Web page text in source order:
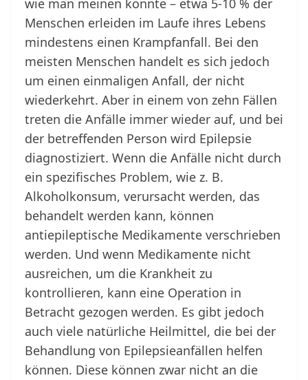
wie man meinen könnte – etwa 5-10 % der
Menschen erleiden im Laufe ihres Lebens
mindestens einen Krampfanfall. Bei den
meisten Menschen handelt es sich jedoch
um einen einmaligen Anfall, der nicht
wiederkehrt. Aber in einem von zehn Fällen
treten die Anfälle immer wieder auf, und bei
der betreffenden Person wird Epilepsie
diagnostiziert. Wenn die Anfälle nicht durch
ein spezifisches Problem, wie z. B.
Alkoholkonsum, verursacht werden, das
behandelt werden kann, können
antiepileptische Medikamente verschrieben
werden. Und wenn Medikamente nicht
ausreichen, um die Krankheit zu
kontrollieren, kann eine Operation in
Betracht gezogen werden. Es gibt jedoch
auch viele natürliche Heilmittel, die bei der
Behandlung von Epilepsieanfällen helfen
können. Diese können zwar nicht an die